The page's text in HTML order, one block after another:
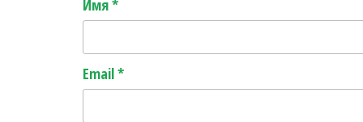
Имя*
Email*